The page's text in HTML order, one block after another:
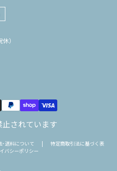
）
されています
･送料について |
特定商取引法に基づく表
バシーポリシー